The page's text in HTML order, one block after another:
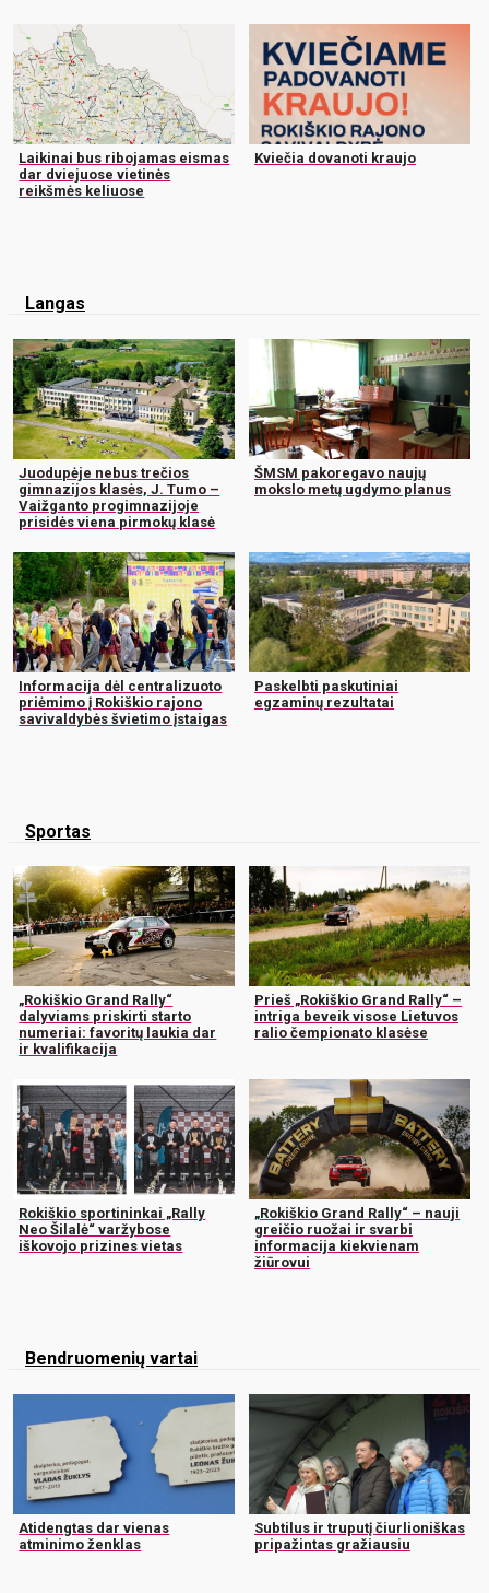
Laikinai bus ribojamas eismas
dar dviejuose vietinės
reikšmės keliuose
Kviečia dovanoti kraujo
Langas
Juodupėje nebus trečios
gimnazijos klasės, J. Tumo –
Vaižganto progimnazijoje
prisidės viena pirmokų klasė
ŠMSM pakoregavo naujų
mokslo metų ugdymo planus
Informacija dėl centralizuoto
priėmimo į Rokiškio rajono
savivaldybės švietimo įstaigas
Paskelbti paskutiniai
egzaminų rezultatai
Sportas
„Rokiškio Grand Rally“
dalyviams priskirti starto
numeriai: favoritų laukia dar
ir kvalifikacija
Prieš „Rokiškio Grand Rally“ –
intriga beveik visose Lietuvos
ralio čempionato klasėse
Rokiškio sportininkai „Rally
Neo Šilalė“ varžybose
iškovojo prizines vietas
„Rokiškio Grand Rally“ – nauji
greičio ruožai ir svarbi
informacija kiekvienam
žiūrovui
Bendruomenių vartai
Atidengtas dar vienas
atminimo ženklas
Subtilus ir truputį čiurlioniškas
pripažintas gražiausiu